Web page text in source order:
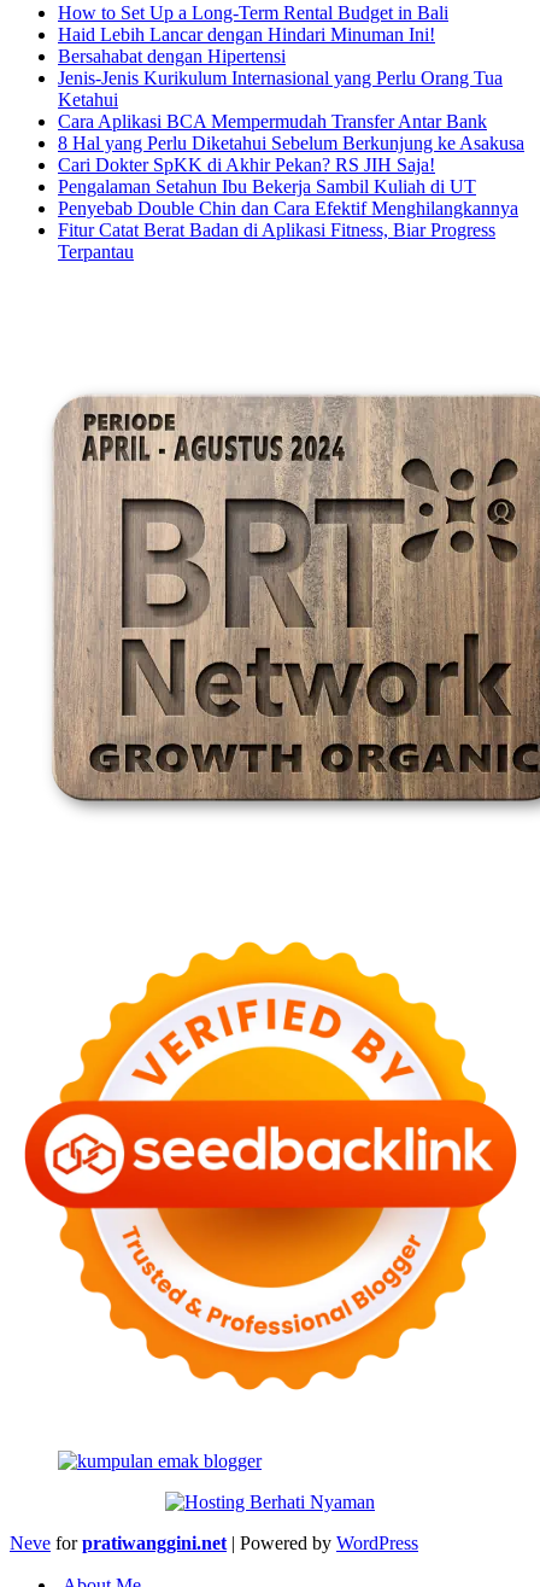
How to Set Up a Long-Term Rental Budget in Bali
Haid Lebih Lancar dengan Hindari Minuman Ini!
Bersahabat dengan Hipertensi
Jenis-Jenis Kurikulum Internasional yang Perlu Orang Tua
Ketahui
Cara Aplikasi BCA Mempermudah Transfer Antar Bank
8 Hal yang Perlu Diketahui Sebelum Berkunjung ke Asakusa
Cari Dokter SpKK di Akhir Pekan? RS JIH Saja!
Pengalaman Setahun Ibu Bekerja Sambil Kuliah di UT
Penyebab Double Chin dan Cara Efektif Menghilangkannya
Fitur Catat Berat Badan di Aplikasi Fitness, Biar Progress
Terpantau
Neve forpratiwanggini.net | Powered by WordPress